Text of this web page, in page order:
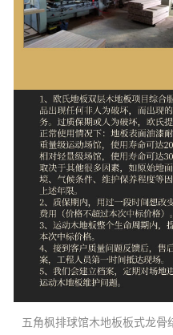
五角枫排球馆木地板板式龙骨